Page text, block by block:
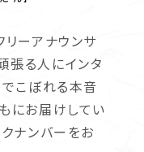
リーアナウンサ
張る人にインタ
でこぼれる本音
にお届けしてい
ナンバーをお